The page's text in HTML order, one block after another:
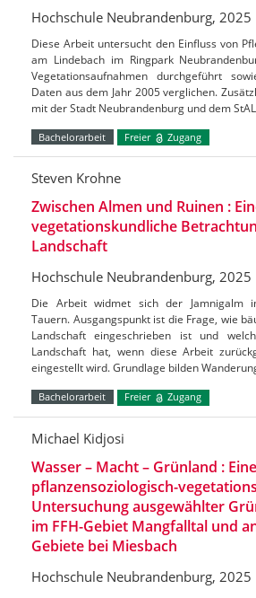
Hochschule Neubrandenburg, 2025
Diese Arbeit untersucht den Einfluss von
am Lindebach im Ringpark
Vegetationsaufnahmen durchgeführt
Daten aus dem Jahr 2005 verglichen.
mit der Stadt Neubrandenburg und dem
Bachelorarbeit Freier Zugang
Steven Krohne
Zwischen Almen und Ruinen :
vegetationskundliche
Landschaft
Hochschule Neubrandenburg, 2025
Die Arbeit widmet sich der Jamnigalm
Tauern. Ausgangspunkt ist die Frage, wie
Landschaft eingeschrieben ist und
Landschaft hat, wenn diese Arbeit
eingestellt wird. Grundlage bilden
Bachelorarbeit Freier Zugang
Michael Kidjosi
Wasser – Macht – Grünland : Eine
pflanzensoziologisch-
Untersuchung ausgewählter
im FFH-Gebiet Mangfalltal und
Gebiete bei Miesbach
Hochschule Neubrandenburg, 2025